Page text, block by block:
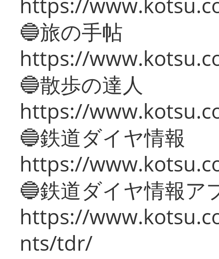
🔵旅の手帖
https://
🔵散歩の達人
https://
🔵鉄道ダイヤ情報
https://
🔵鉄道ダイヤ情報ア
https://
nts/tdr/